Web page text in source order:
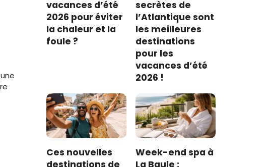
vacances d’été
2026 pour éviter
la chaleur et la
foule ?
secrètes de
l’Atlantique sont
les meilleures
destinations
pour les
vacances d’été
2026 !
Ces nouvelles
destinations de
Week-end spa à
La Baule :